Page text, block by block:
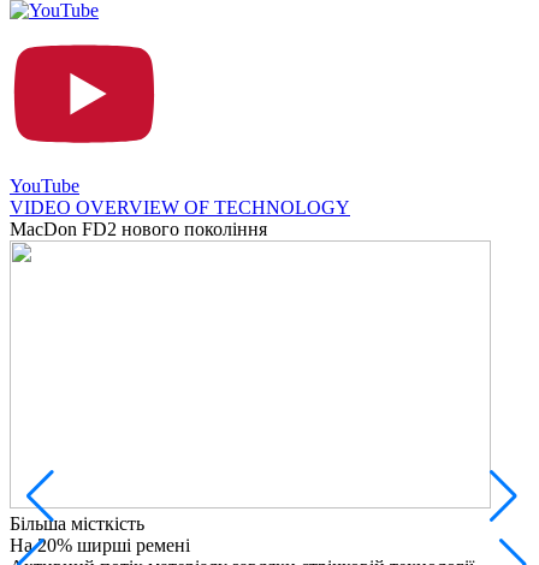
YouTube
VIDEO OVERVIEW OF TECHNOLOGY
MacDon FD2 нового покоління
Більша місткість
На 20% ширші ремені